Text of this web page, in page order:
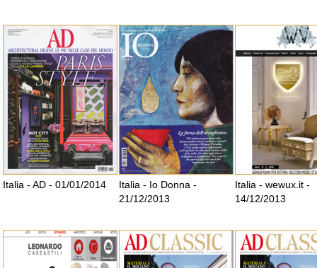
Italia - AD - 01/01/2014
Italia - Io Donna -
21/12/2013
Italia - wewux.it -
14/12/2013